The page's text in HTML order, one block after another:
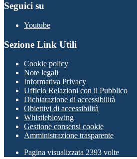
Seguici su
Youtube
Sezione Link Utili
Cookie policy
Note legali
Informativa Privacy
Ufficio Relazioni con il Pubblico
Dichiarazione di accessibilità
Obiettivi di accessibilità
Whistleblowing
Gestione consensi cookie
Amministrazione trasparente
Pagina visualizzata 2393 volte